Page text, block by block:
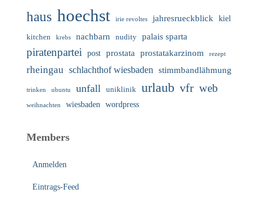
haus hoechst irie revoltes jahresrueckblick kiel
kitchen krebs nachbarn nudity palais sparta
piratenpartei post prostata prostatakarzinom rezept
rheingau schlachthof wiesbaden stimmbandlähmung
trinken ubuntu unfall uniklinik urlaub vfr web
weihnachten wiesbaden wordpress
Members
Anmelden
Eintrags-Feed